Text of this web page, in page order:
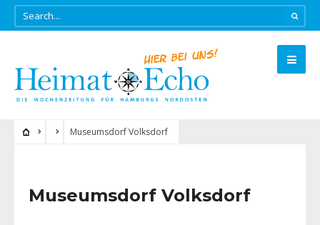
Museumsdorf Volksdorf
Museumsdorf Volksdorf